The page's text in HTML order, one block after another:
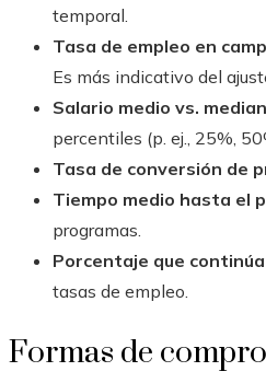
temporal.
Tasa de empleo en
Es más indicativo del
Salario medio vs.
percentiles (p. ej., 25%,
Tasa de conversión de
Tiempo medio hasta el
programas.
Porcentaje que
tasas de empleo.
Formas de